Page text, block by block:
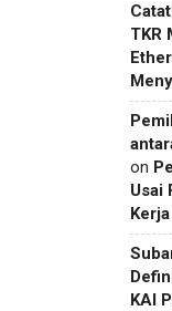
TKR
on
Usai
Kerja
KAI